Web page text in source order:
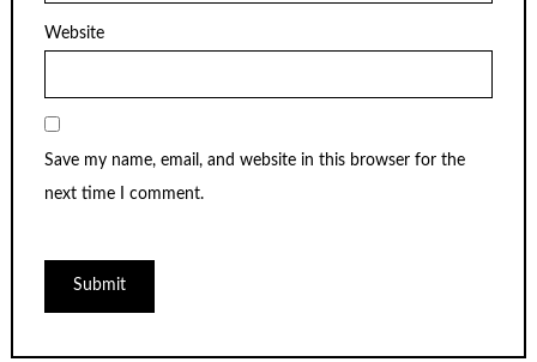
Website
Save my name, email, and website in this browser for the
next time I comment.